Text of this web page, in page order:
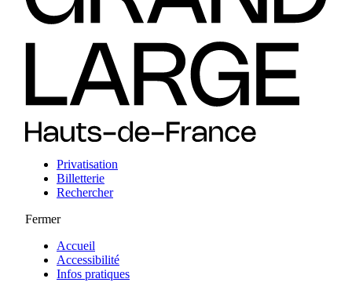
Privatisation
Billetterie
Rechercher
Fermer
Accueil
Accessibilité
Infos pratiques